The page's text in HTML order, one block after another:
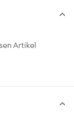
Artikel